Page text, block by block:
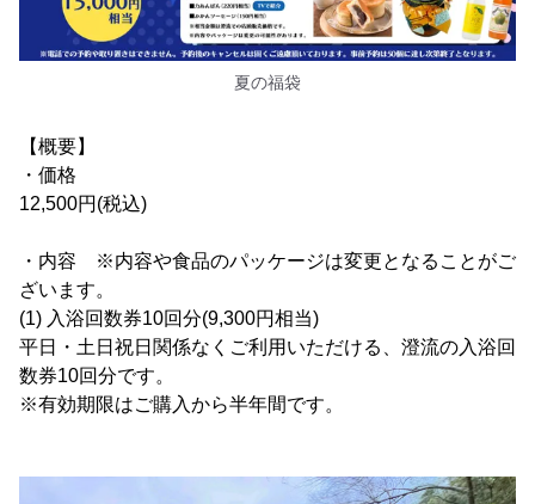
夏の福袋
【概要】
・価格
12,500円(税込)
・内容 ※内容や食品のパッケージは変更となることがご
ざいます。
(1) 入浴回数券10回分(9,300円相当)
平日・土日祝日関係なくご利用いただける、澄流の入浴回
数券10回分です。
※有効期限はご購入から半年間です。